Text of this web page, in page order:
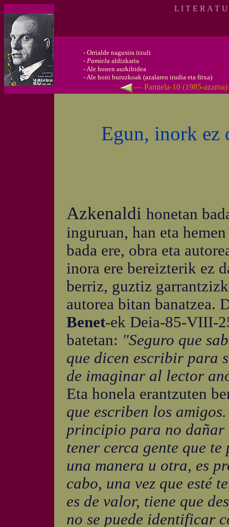
L I T E R A T
- Orrialde nagusira itzuli
- Pamiela aldizkaria
-Ale honen aurkibidea
-Ale honi buruzkoak (azalaren irudia eta fitxa)
— Pamiela-10 (1985-
Egun, inork ez
Azkenaldi honetan
inguruan, han eta
bada ere, obra eta
inora ere bereizterik ez
berriz, guztiz
autorea bitan banatzea.
Benet-ek Deia-85-VIII-
batetan: "Seguro que
que dicen escribir para
de imaginar al lector
Eta honela erantzuten
que escriben los
principio para no dañar
tener cerca gente que
una manera u otra, es
cabo, una vez que esté
es de valor, tiene que
no se puede identificar